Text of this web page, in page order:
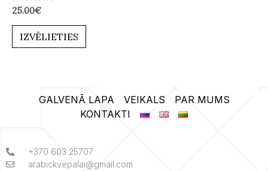
Novērtēts
ar
0
25.00€
IZVĒLIETIES
GALVENĀ LAPA VEIKALS
PAR MUMS
KONTAKTI
+370 603 25707
arabickvepalai@gmail.com